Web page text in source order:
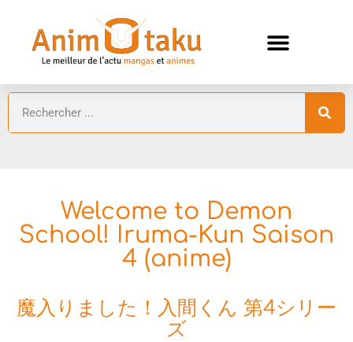
Welcome to Demon
School! Iruma-Kun Saison
4 (anime)
魔入りました！入間くん 第4シリー
ズ